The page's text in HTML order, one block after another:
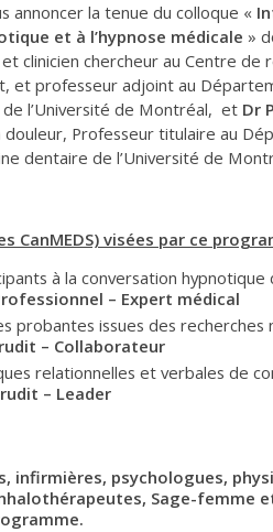
annoncer la tenue du colloque «
et à l’hypnose médicale »
clinicien chercheur au Centre de
et professeur adjoint au
l’Université de Montréal, et Dr
douleur, Professeur titulaire au
dentaire de l’Université de
CanMEDS) visées par ce
à la conversation hypnotique
– Expert médical
probantes issues des
– Collaborateur
relationnelles et verbales de
– Leader
infirmières, psychologues,
Sage-femme